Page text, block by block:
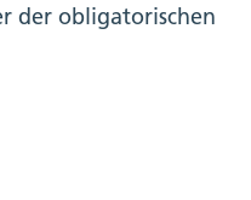
der obligatorischen